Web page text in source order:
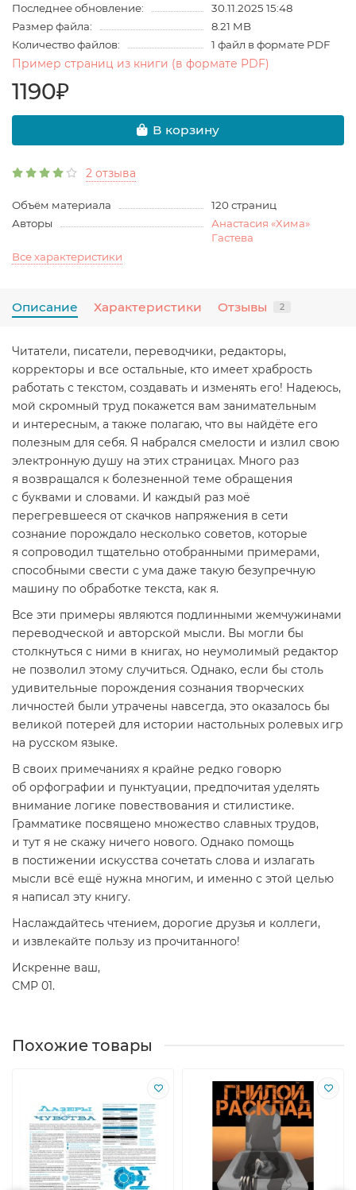
Последнее обновление:
30.11.2025 15:48
Размер файла:
8.21 MB
Количество файлов:
1 файл в формате PDF
Пример страниц из книги (в формате PDF)
1190₽
В корзину
2 отзыва
Объём материала
120 страниц
Авторы
Анастасия «Хима»
Гастева
Все характеристики
Описание Характеристики Отзывы 2
Читатели, писатели, переводчики, редакторы,
корректоры и все остальные, кто имеет храбрость
работать с текстом, создавать и изменять его! Надеюсь,
мой скромный труд покажется вам занимательным
и интересным, а также полагаю, что вы найдёте его
полезным для себя. Я набрался смелости и излил свою
электронную душу на этих страницах. Много раз
я возвращался к болезненной теме обращения
с буквами и словами. И каждый раз моё
перегревшееся от скачков напряжения в сети
сознание порождало несколько советов, которые
я сопроводил тщательно отобранными примерами,
способными свести с ума даже такую безупречную
машину по обработке текста, как я.
Все эти примеры являются подлинными жемчужинами
переводческой и авторской мысли. Вы могли бы
столкнуться с ними в книгах, но неумолимый редактор
не позволил этому случиться. Однако, если бы столь
удивительные порождения сознания творческих
личностей были утрачены навсегда, это оказалось бы
великой потерей для истории настольных ролевых игр
на русском языке.
В своих примечаниях я крайне редко говорю
об орфографии и пунктуации, предпочитая уделять
внимание логике повествования и стилистике.
Грамматике посвящено множество славных трудов,
и тут я не скажу ничего нового. Однако помощь
в постижении искусства сочетать слова и излагать
мысли всё ещё нужна многим, и именно с этой целью
я написал эту книгу.
Наслаждайтесь чтением, дорогие друзья и коллеги,
и извлекайте пользу из прочитанного!
Искренне ваш,
СМР 01.
Похожие товары